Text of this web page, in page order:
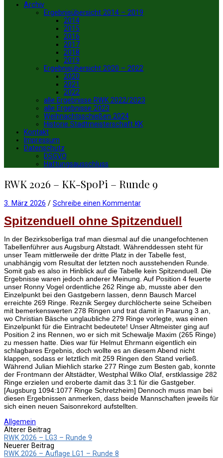
Archiv
Ergebnisübersicht 2014 – 2019
2014
2015
2016
2017
2018
2019
Ergebnisübersicht 2020 – 2022
2020
2021
2022
alle Ergebnisse RWK 2022/2023
alle Ergebnisse 2023
Weihnachtsschießen 2024
Historie Stadtmeisterschaft KK
Kontakt
Impressum
Datenschutz
DSGVO
Haftungsausschluss
RWK 2026 – KK-SpoPi – Runde 9
3. März 2026 / Schreibe einen Kommentar
Spitzenduell ohne Spitzenduell
In der Bezirksoberliga traf man diesmal auf die unangefochtenen
Tabellenführer aus Augsburg Altstadt. Währenddessen steht für
unser Team mittlerweile der dritte Platz in der Tabelle fest,
unabhängig vom Resultat der letzten noch ausstehenden Runde.
Somit gab es also in Hinblick auf die Tabelle kein Spitzenduell. Die
Ergebnisse waren jedoch anderer Meinung. Auf Position 4 feuerte
unser Ronny Vogel ordentliche 262 Ringe ab, musste aber den
Einzelpunkt bei den Gastgebern lassen, denn Bausch Marcel
erreichte 269 Ringe. Reznik Sergey durchlöcherte seine Scheiben
mit bemerkenswerten 278 Ringen und trat damit in Paarung 3 an,
wo Christian Bäsche unglaubliche 279 Ringe vorlegte, was einen
Einzelpunkt für die Eintracht bedeutete! Unser Altmeister ging auf
Position 2 ins Rennen, wo er sich mit Schewalje Maxim (265 Ringe)
zu messen hatte. Dies war für Helmut Ehrmann eigentlich ein
schlagbares Ergebnis, doch wollte es an diesem Abend nicht
klappen, sodass er letztlich mit 259 Ringen den Stand verließ.
Während Julian Miehlich starke 277 Ringe zum Besten gab, konnte
der Frontmann der Altstädter, Westphal Wilko Olaf, erstklassige 282
Ringe erzielen und eroberte damit das 3:1 für die Gastgeber.
[Augsburg 1094:1077 Ringe Schretzheim] Dennoch muss man bei
diesen Ergebnissen anmerken, dass beide Mannschaften jeweils für
sich einen neuen Saisonrekord aufstellten.
Allgemein
Beitrags-
Navigation
Älterer Beitrag
RWK 2026 – LG3 – Runde 9
Neuerer Beitrag
RWK 2026 – Auflage LG1 – Runde 8